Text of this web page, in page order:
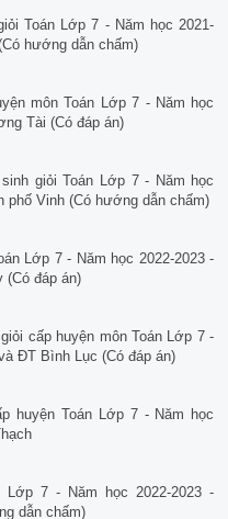
Toán Lớp 7 - Năm học 2021-
hướng dẫn chấm)
môn Toán Lớp 7 - Năm học
Tài (Có đáp án)
giỏi Toán Lớp 7 - Năm học
phố Vinh (Có hướng dẫn chấm)
Lớp 7 - Năm học 2022-2023 -
(Có đáp án)
cấp huyện môn Toán Lớp 7 -
ĐT Bình Lục (Có đáp án)
huyện Toán Lớp 7 - Năm học
7 - Năm học 2022-2023 -
dẫn chấm)